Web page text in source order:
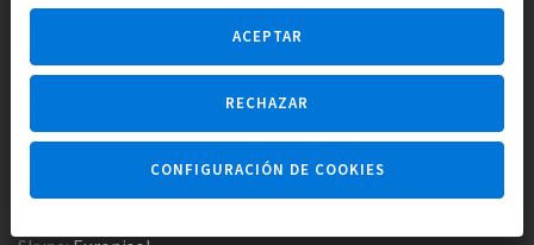
Agencia inmobiliaria +34 647 173 382
Empresa constructora +34 607 961 116
ACEPTAR
RECHAZAR
CONFIGURACIÓN DE COOKIES